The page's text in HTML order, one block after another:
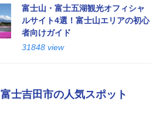
富士山・富士五湖観光オフィシャ
ルサイト4選！富士山エリアの初心
者向けガイド
31848 view
富士吉田市の人気スポット